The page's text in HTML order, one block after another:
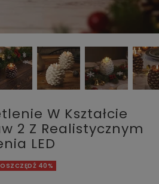
W Kształcie
2 Z Realistycznym
LED
OSZCZĘDŹ 40%